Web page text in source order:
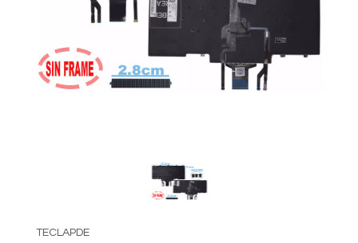
TECLAPDE